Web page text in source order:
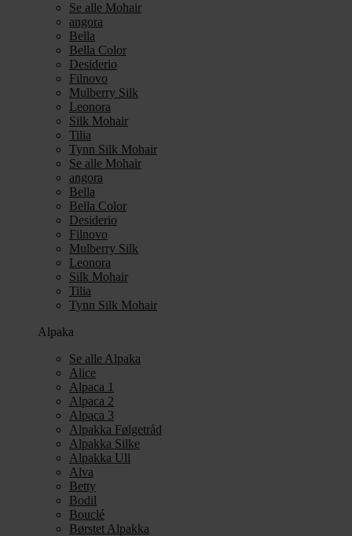
Se alle Mohair
angora
Bella
Bella Color
Desiderio
Filnovo
Mulberry Silk
Leonora
Silk Mohair
Tilia
Tynn Silk Mohair
Se alle Mohair
angora
Bella
Bella Color
Desiderio
Filnovo
Mulberry Silk
Leonora
Silk Mohair
Tilia
Tynn Silk Mohair
Alpaka
Se alle Alpaka
Alice
Alpaca 1
Alpaca 2
Alpaca 3
Alpakka Følgetråd
Alpakka Silke
Alpakka Ull
Alva
Betty
Bodil
Bouclé
Børstet Alpakka